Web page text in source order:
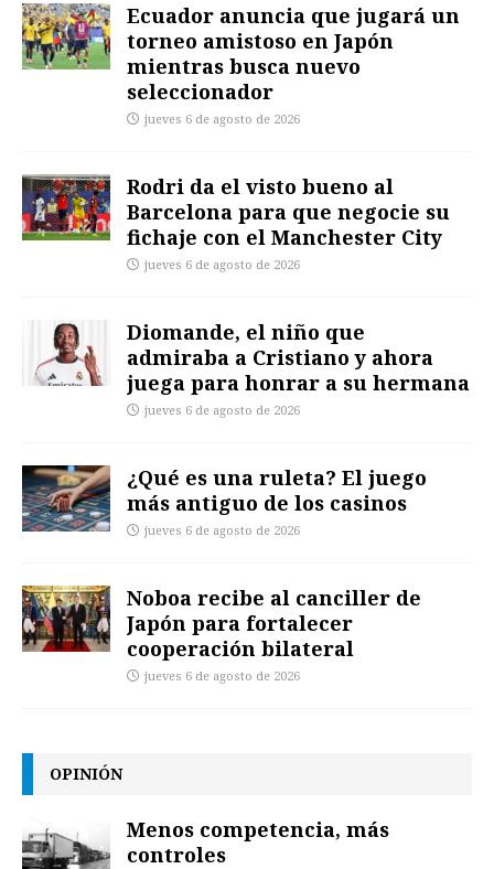
Ecuador anuncia que jugará un
torneo amistoso en Japón
mientras busca nuevo
seleccionador
jueves 6 de agosto de 2026
Rodri da el visto bueno al
Barcelona para que negocie su
fichaje con el Manchester City
jueves 6 de agosto de 2026
Diomande, el niño que
admiraba a Cristiano y ahora
juega para honrar a su hermana
jueves 6 de agosto de 2026
¿Qué es una ruleta? El juego
más antiguo de los casinos
jueves 6 de agosto de 2026
Noboa recibe al canciller de
Japón para fortalecer
cooperación bilateral
jueves 6 de agosto de 2026
OPINIÓN
Menos competencia, más
controles